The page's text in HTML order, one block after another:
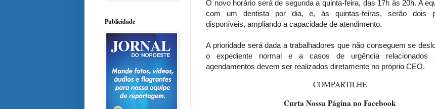
O novo horário será de segunda a quinta-feira, das 17h às 20h. A
com um dentista por dia, e, às quintas-feiras, serão dois
disponíveis, ampliando a capacidade de atendimento.
A prioridade será dada a trabalhadores que não conseguem se
o expediente normal e a casos de urgência
agendamentos devem ser realizados diretamente no próprio CEO.
COMPARTILHE
Curta Nossa Página no Facebook
Publicidade